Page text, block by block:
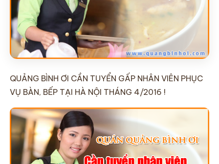
QUẢNG BÌNH ƠI CẦN TUYỂN GẤP NHÂN VIÊN PHỤC
VỤ BÀN, BẾP TẠI HÀ NỘI THÁNG 4/2016 !